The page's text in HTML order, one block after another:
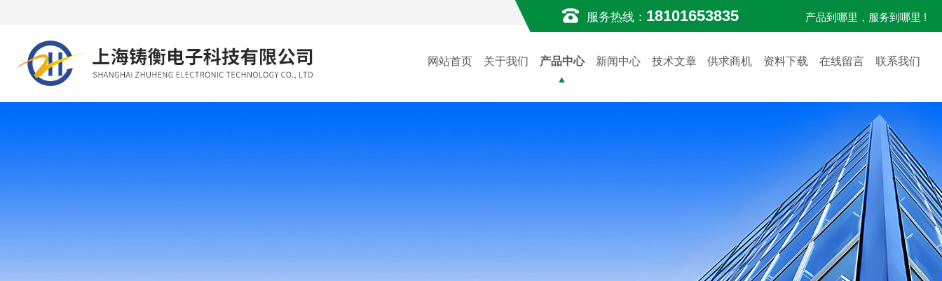
服务热线： 18101653835 产品到哪里，服务到哪里 !
网站首页 关于我们 产品中心 新闻中心 技术文章 供求商机 资料下载 在线留言 联系我们